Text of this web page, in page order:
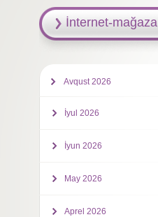
İnternet-mağaza
Avqust 2026
İyul 2026
İyun 2026
May 2026
Aprel 2026